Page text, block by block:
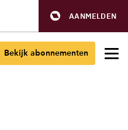
AANMELDEN
Bekijk abonnementen